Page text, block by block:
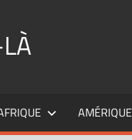
AMÉRIQUE